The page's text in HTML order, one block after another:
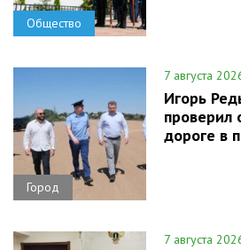
Общество
Город
7 августа
Игорь
проверил
дороге в
7 августа